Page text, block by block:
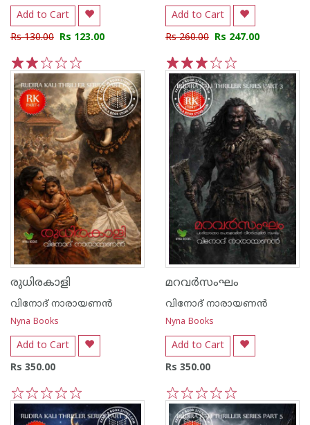
Add to Cart
Rs 130.00 Rs 123.00
5
4
3
2
1
Add to Cart
Rs 260.00 Rs 247.00
5
4
3
2
1
രുധിരകാളി
വിനോദ് നാരായണന്‍
Nyna Books
Add to Cart
Rs 350.00
5
4
3
2
1
മറവർസംഘം
വിനോദ് നാരായണന്‍
Nyna Books
Add to Cart
Rs 350.00
5
4
3
2
1